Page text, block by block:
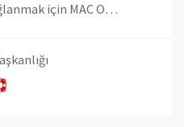
İTÜ/NET Misafir ağına bağlanmak için MAC OS X işletim sistemlerinde pki.itu.edu.tr üzerinden uygun İTÜ Kök Sertifikaları yüklendikten sonra sağ üst kısımda bulunan İnternet bağlantı simgesine tıklanmalıdır. Burada kablosuz ağlar görüntülenecektir. Buradan İTÜ/NET Misafir ağına tıklanmalıdır. Ağa bağlandıktan sonra İnternet tarayıcısında oturum açma sayfası gelecektir. Oturum açma sayfasının gelmemesi durumunda herhangi bir web tarayıcısından www.itu.edu.tr sayfasına girilerek oturum açma sayfasına erişilebilir. Oturum açma sayfasına misafir hesabına ait kullanıcı adı ve parola girilerek oturum açma işlemi tamamlanmış olur. Giriş başarılı olduktan sonra gelen ITU/NET Kullanım Sözleşmesi ekranında sözleşme okunur. Sözleşme tamamen okunmadan Kabul Et düğmesi aktifleşmeyecektir. Tamamen okuduktan sonra Kabul Et düğmesine basılır. Eğer kullanım sözleşmesi reddedilirse Internet bağlantısı başarılı olmayacaktır.